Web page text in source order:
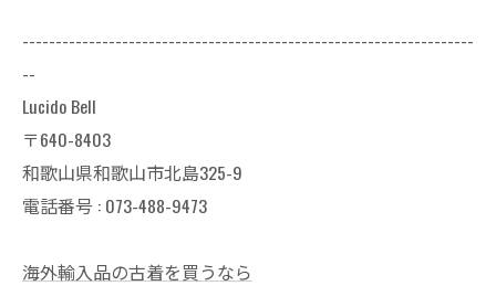
--------------------------------------------------------------------
--
Lucido Bell
〒640-8403
和歌山県和歌山市北島325-9
電話番号 : 073-488-9473
海外輸入品の古着を買うなら